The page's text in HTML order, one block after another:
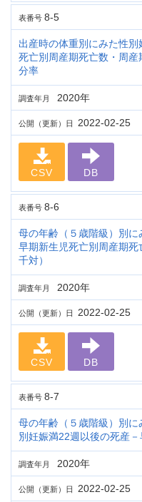
表番号 8-5
出産時の体重別にみた性
死亡別周産期死亡数・周
分率
調査年月 2020年
公開（更新）日 2022-02-25
CSV DB
表番号 8-6
母の年齢（５歳階級）別に
早期新生児死亡別周産期
千対）
調査年月 2020年
公開（更新）日 2022-02-25
CSV DB
表番号 8-7
母の年齢（５歳階級）別
別妊娠満22週以後の死産
調査年月 2020年
公開（更新）日 2022-02-25